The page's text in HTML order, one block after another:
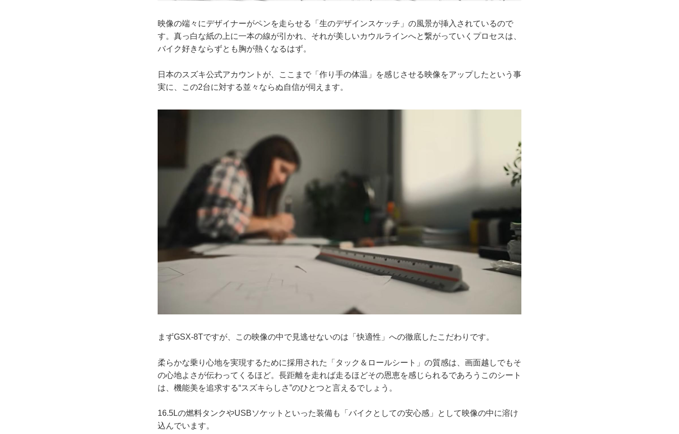
映像の端々にデザイナーがペンを走らせる「生のデザインスケッチ」の風景が挿入されているので
す。真っ白な紙の上に一本の線が引かれ、それが美しいカウルラインへと繋がっていくプロセスは、
バイク好きならずとも胸が熱くなるはず。
日本のスズキ公式アカウントが、ここまで「作り手の体温」を感じさせる映像をアップしたという事
実に、この2台に対する並々ならぬ自信が伺えます。
まずGSX-8Tですが、この映像の中で見逃せないのは「快適性」への徹底したこだわりです。
柔らかな乗り心地を実現するために採用された「タック＆ロールシート」の質感は、画面越しでもそ
の心地よさが伝わってくるほど。長距離を走れば走るほどその恩恵を感じられるであろうこのシート
は、機能美を追求する“スズキらしさ”のひとつと言えるでしょう。
16.5Lの燃料タンクやUSBソケットといった装備も「バイクとしての安心感」として映像の中に溶け
込んでいます。